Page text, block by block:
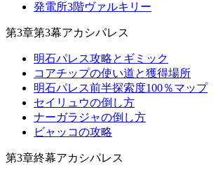
発電所3階ヴァルキリー
第3章第3幕アカシパレス
明石パレス攻略とギミック
コアチップの使い道と獲得場所
明石パレス前半探索度100％マップ
セイリュウの倒し方
ナーガラジャの倒し方
ビャッコの攻略
第3章終幕アカシパレス